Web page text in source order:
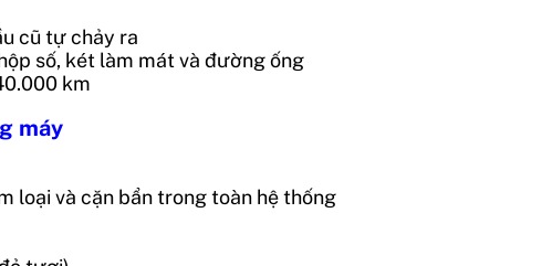
cũ tự chảy ra
số, két làm mát và đường ống
km
máy
loại và cặn bẩn trong toàn hệ thống